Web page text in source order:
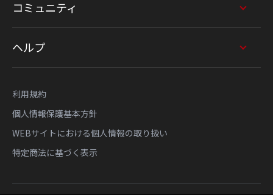
コミュニティ
ヘルプ
利用規約
個人情報保護基本方針
WEBサイトにおける個人情報の取り扱い
特定商法に基づく表示